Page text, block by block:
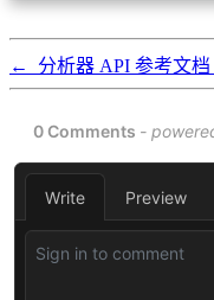
← 分析器 API 参考文档